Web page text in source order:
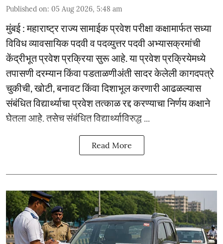
Published on: 05 Aug 2026, 5:48 am
मुंबई : महाराष्ट्र राज्य सामाईक प्रवेश परीक्षा कक्षामार्फत सध्या
विविध व्यावसायिक पदवी व पदव्युत्तर पदवी अभ्यासक्रमांची
केंद्रीभूत प्रवेश प्रक्रिया सुरू आहे. या प्रवेश प्रक्रियेमध्ये
तपासणी दरम्यान किंवा पडताळणीअंती सादर केलेली कागदपत्रे
चुकीची, खोटी, बनावट किंवा दिशाभूल करणारी आढळल्यास
संबंधित विद्यार्थ्याचा प्रवेश तत्काळ रद्द करण्याचा निर्णय कक्षाने
घेतला आहे. तसेच संबंधित विद्यार्थ्याविरुद्ध ...
Read More